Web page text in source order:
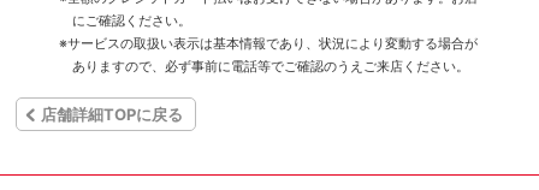
にご確認ください。
※サービスの取扱い表示は基本情報であり、状況により変動する場合が
ありますので、必ず事前に電話等でご確認のうえご来店ください。
店舗詳細TOPに戻る